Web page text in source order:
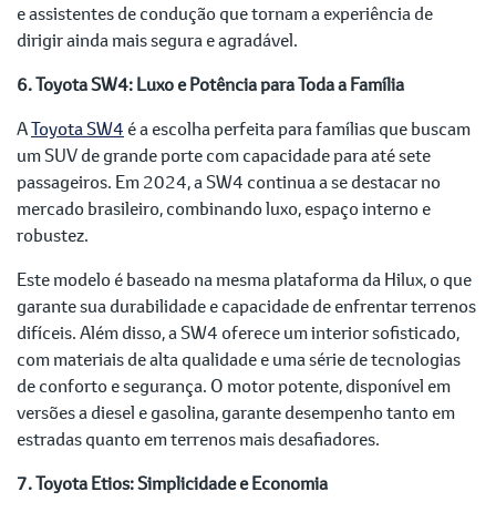
e assistentes de condução que tornam a experiência de
dirigir ainda mais segura e agradável.
6. Toyota SW4: Luxo e Potência para Toda a Família
AToyota SW4 é a escolha perfeita para famílias que buscam
um SUV de grande porte com capacidade para até sete
passageiros. Em 2024, a SW4 continua a se destacar no
mercado brasileiro, combinando luxo, espaço interno e
robustez.
Este modelo é baseado na mesma plataforma da Hilux, o que
garante sua durabilidade e capacidade de enfrentar terrenos
difíceis. Além disso, a SW4 oferece um interior sofisticado,
com materiais de alta qualidade e uma série de tecnologias
de conforto e segurança. O motor potente, disponível em
versões a diesel e gasolina, garante desempenho tanto em
estradas quanto em terrenos mais desafiadores.
7. Toyota Etios: Simplicidade e Economia